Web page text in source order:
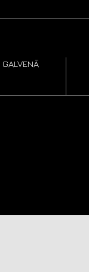
GALVENĀ